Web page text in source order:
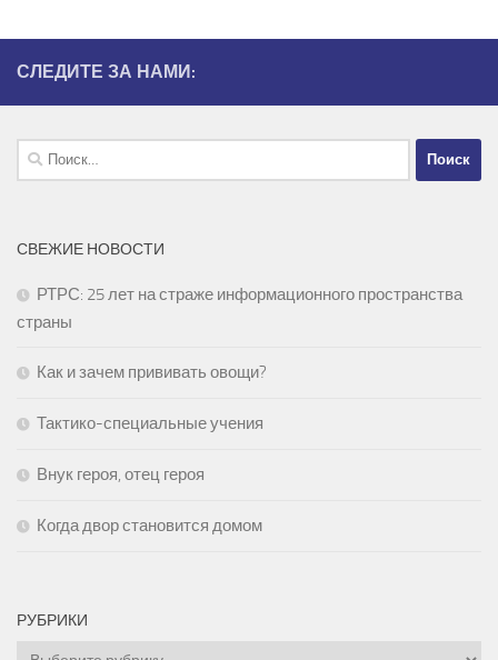
СЛЕДИТЕ ЗА НАМИ:
Найти:
СВЕЖИЕ НОВОСТИ
РТРС: 25 лет на страже информационного пространства
страны
Как и зачем прививать овощи?
Тактико-специальные учения
Внук героя, отец героя
Когда двор становится домом
РУБРИКИ
Рубрики